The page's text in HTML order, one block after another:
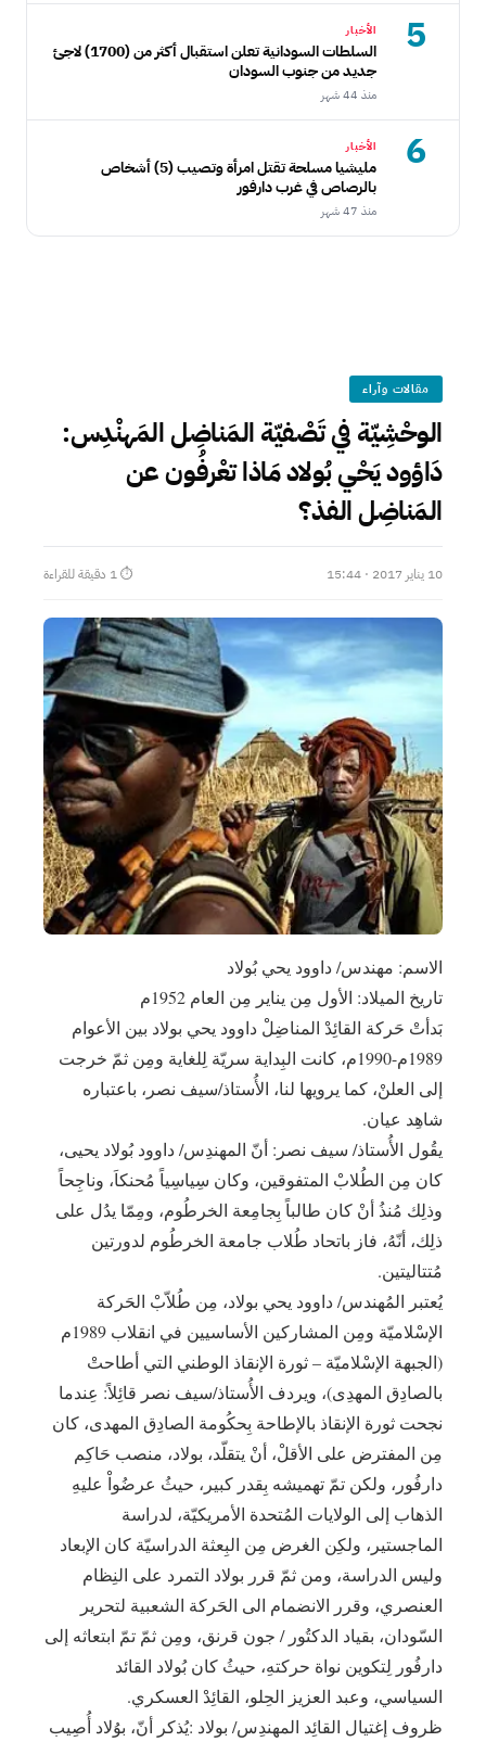
5 الأخبار
السلطات السودانية تعلن استقبال أكثر من (1700) لاجئ
جديد من جنوب السودان
منذ 44 شهر
6 الأخبار
مليشيا مسلحة تقتل امرأة وتصيب (5) أشخاص
بالرصاص في غرب دارفور
منذ 47 شهر
مقالات وآراء
الوحْشِيّة في تَصْفيّة المَناضِل المَهنْدِس:
دَاؤود يَحْي بُولاد مَاذا تعْرفُون عن
المَناضِل الفذ؟
10 يناير 2017 · 15:44 ⏱ 1 دقيقة للقراءة
الاسم: مهندس/ داوود يحي بُولاد
تاريخ الميلاد: الأول مِن يناير مِن العام 1952م
بَدأتْ حَركة القائِدْ المناضِلْ داوود يحي بولاد بين الأعوام
1989م-1990م، كانت البِداية سريّة لِلغاية ومِن ثمّ خرجت
إلى العلنْ، كما يرويها لنا، الأُستاذ/سيف نصر، باعتباره
شاهِد عيان.
يقُول الأُستاذ/ سيف نصر: أنّ المهندِس/ داوود بُولاد يحيى،
كان مِن الطُلابْ المتفوقين، وكان سِياسِياً مُحنكاَ، وناجِحاً
وذلِك مُنذُ أنْ كان طالباً بِجامِعة الخرطُوم، ومِمّا يدُل على
ذلِك، أنّهُ، فاز باتحاد طُلاب جامعة الخرطُوم لدورتين
مُتتاليتين.
يُعتبر المُهندس/ داوود يحي بولاد، مِن طُلاّبْ الحَركة
الإسْلاميّة ومِن المشاركين الأساسيين في انقلاب 1989م
(الجبهة الإسْلاميّة – ثورة الإنقاذ الوطني التي أطاحتْ
بالصادِق المهدِى)، ويردف الأُستاذ/سيف نصر قائِلاً: عِندما
نجحت ثورة الإنقاذ بالإطاحة بِحكُومة الصادِق المهدى، كان
مِن المفترض على الأقلْ، أنْ يتقلّد، بولاد، منصب حَاكِم
دارفُور، ولكن تمّ تهميشه بِقدر كبير، حيثُ عرضُواْ عليهِ
الذهاب إلى الولايات المُتحدة الأمريكيّة، لدراسة
الماجستير، ولكِن الغرض مِن البِعثة الدراسيّة كان الإبعاد
وليس الدراسة، ومن ثمّ قرر بولاد التمرد على النِظام
العنصري، وقرر الانضمام الى الحَركة الشعبية لتحرير
السّودان، بقياد الدكتُور / جون قرنق، ومِن ثمّ تمّ ابتعاثه إلى
دارفُور لِتكوين نواة حركتهِ، حيثُ كان بُولاد القائد
السياسي، وعبد العزيز الحِلو، القائِدْ العسكري.
ظروف إغتيال القائِد المهندِس/ بولاد :يُذكر أنّ، بوُلاد أُصِيب